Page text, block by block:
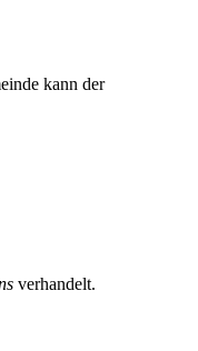
kann der
verhandelt.